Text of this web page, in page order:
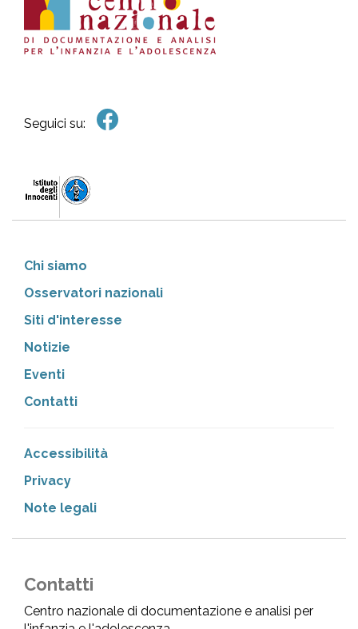
Seguici su:
Chi siamo
Osservatori nazionali
Siti d'interesse
Notizie
Eventi
Contatti
Accessibilità
Privacy
Note legali
Contatti
Centro nazionale di documentazione e analisi per